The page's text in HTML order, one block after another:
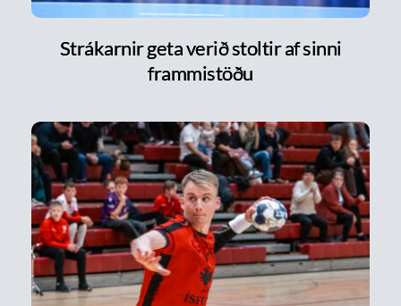
Strákarnir geta verið stoltir af sinni
frammistöðu